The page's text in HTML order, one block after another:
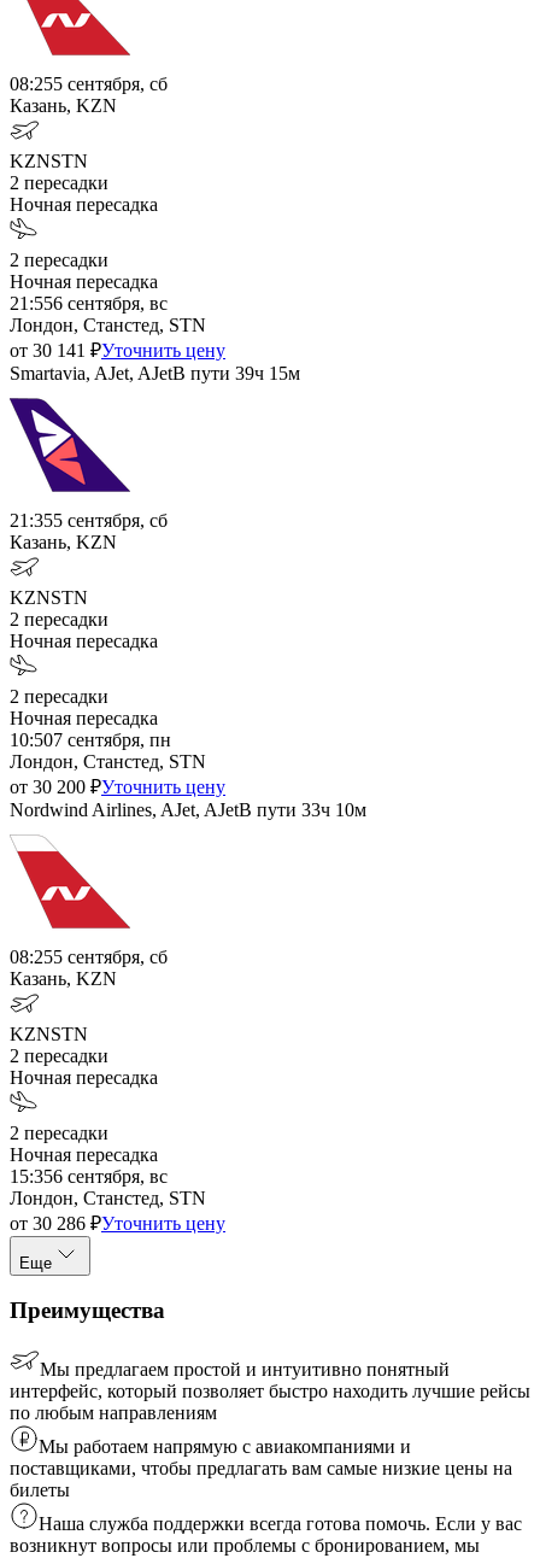
08:255 сентября, сб
Казань, KZN
KZNSTN
2 пересадки
Ночная пересадка
2 пересадки
Ночная пересадка
21:556 сентября, вс
Лондон, Станстед, STN
от 30 141 ₽Уточнить цену
Smartavia, AJet, AJetВ пути 39ч 15м
21:355 сентября, сб
Казань, KZN
KZNSTN
2 пересадки
Ночная пересадка
2 пересадки
Ночная пересадка
10:507 сентября, пн
Лондон, Станстед, STN
от 30 200 ₽Уточнить цену
Nordwind Airlines, AJet, AJetВ пути 33ч 10м
08:255 сентября, сб
Казань, KZN
KZNSTN
2 пересадки
Ночная пересадка
2 пересадки
Ночная пересадка
15:356 сентября, вс
Лондон, Станстед, STN
от 30 286 ₽Уточнить цену
Еще
Преимущества
Мы предлагаем простой и интуитивно понятный
интерфейс, который позволяет быстро находить лучшие рейсы
по любым направлениям
Мы работаем напрямую с авиакомпаниями и
поставщиками, чтобы предлагать вам самые низкие цены на
билеты
Наша служба поддержки всегда готова помочь. Если у вас
возникнут вопросы или проблемы с бронированием, мы